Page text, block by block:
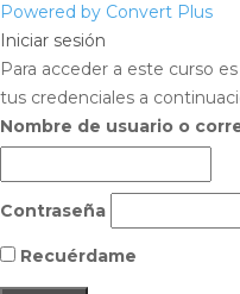
Powered by Convert Plus
Iniciar sesión
Para acceder a este curso
tus credenciales a
Nombre de usuario o
Contraseña
Recuérdame